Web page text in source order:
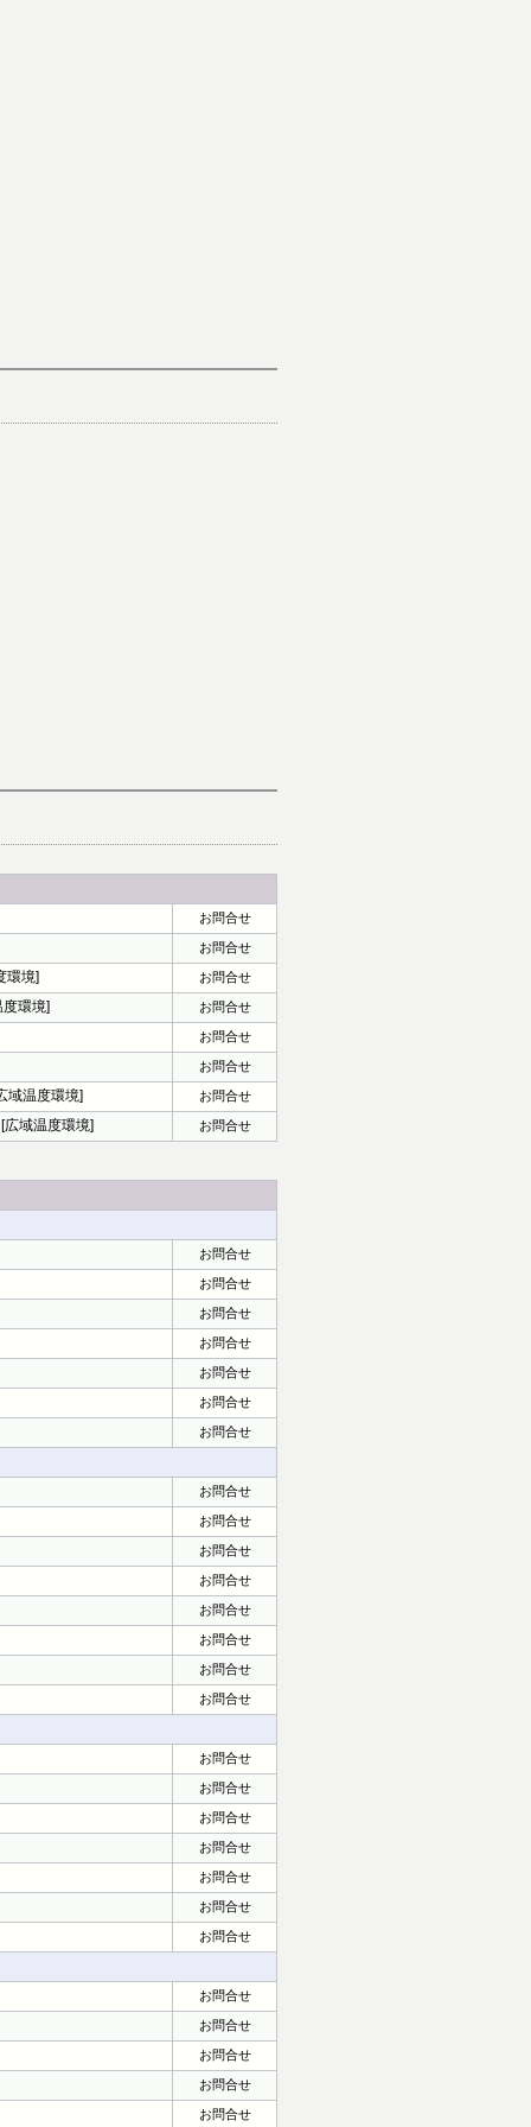
お問合せ
お問合せ
環境] お問合せ
環境] お問合せ
お問合せ
お問合せ
域温度環境] お問合せ
広域温度環境] お問合せ
お問合せ
お問合せ
お問合せ
お問合せ
お問合せ
お問合せ
お問合せ
お問合せ
お問合せ
お問合せ
お問合せ
お問合せ
お問合せ
お問合せ
お問合せ
お問合せ
お問合せ
お問合せ
お問合せ
お問合せ
お問合せ
お問合せ
お問合せ
お問合せ
お問合せ
お問合せ
お問合せ